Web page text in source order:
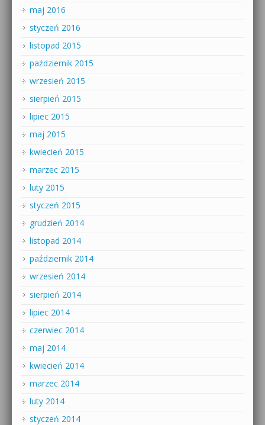
maj 2016
styczeń 2016
listopad 2015
październik 2015
wrzesień 2015
sierpień 2015
lipiec 2015
maj 2015
kwiecień 2015
marzec 2015
luty 2015
styczeń 2015
grudzień 2014
listopad 2014
październik 2014
wrzesień 2014
sierpień 2014
lipiec 2014
czerwiec 2014
maj 2014
kwiecień 2014
marzec 2014
luty 2014
styczeń 2014